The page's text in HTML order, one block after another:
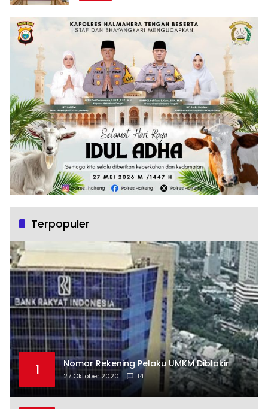
Terpopuler
1 Nomor Rekening Pelaku UMKM Diblokir
27 Oktober 2020 14